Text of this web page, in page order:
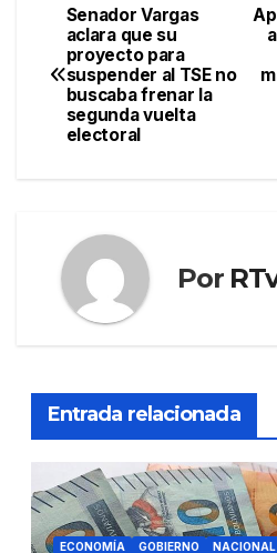
Navegación
de
entradas
Senador Vargas
aclara que su
proyecto para
suspender al TSE no
buscaba frenar la
segunda vuelta
electoral
Por
Entrada relacionada
ECONOMÍA GOBIERNO NACIONAL